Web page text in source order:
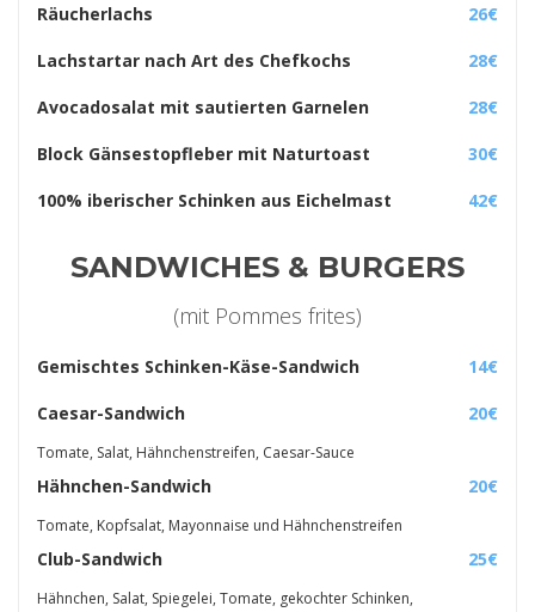
Räucherlachs 26€
Lachstartar nach Art des Chefkochs 28€
Avocadosalat mit sautierten Garnelen 28€
Block Gänsestopfleber mit Naturtoast 30€
100% iberischer Schinken aus Eichelmast 42€
SANDWICHES & BURGERS
(mit Pommes frites)
Gemischtes Schinken-Käse-Sandwich 14€
Caesar-Sandwich 20€
Tomate, Salat, Hähnchenstreifen, Caesar-Sauce
Hähnchen-Sandwich 20€
Tomate, Kopfsalat, Mayonnaise und Hähnchenstreifen
Club-Sandwich 25€
Hähnchen, Salat, Spiegelei, Tomate, gekochter Schinken,